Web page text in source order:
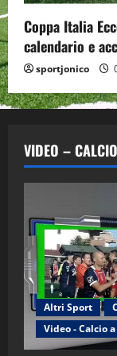
Coppa Italia
calendario e
sportjonico
VIDEO –
Altri Sport
Video - Calcio